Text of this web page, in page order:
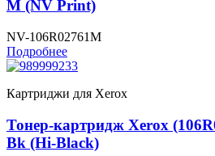
M (NV Print)
NV-106R02761M
Подробнее
Картриджи для Xerox
Тонер-картридж Xerox
Bk (Hi-Black)